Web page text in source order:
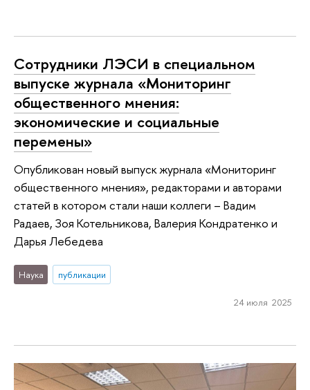
Сотрудники ЛЭСИ в специальном
выпуске журнала «Мониторинг
общественного мнения:
экономические и социальные
перемены»
Опубликован новый выпуск журнала «Мониторинг
общественного мнения», редакторами и авторами
статей в котором стали наши коллеги – Вадим
Радаев, Зоя Котельникова, Валерия Кондратенко и
Дарья Лебедева
Наука публикации
24 июля 2025